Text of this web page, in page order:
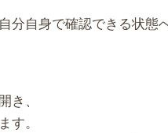
分自身で確認できる状態
、
す。